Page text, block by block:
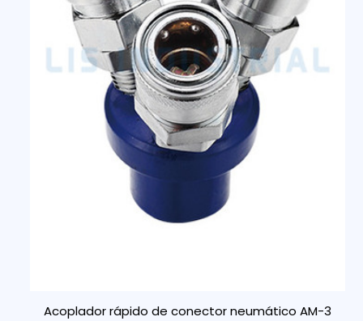
Acoplador rápido de conector neumático AM-3